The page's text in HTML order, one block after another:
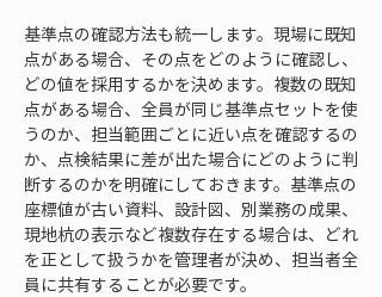
基準点の確認方法も統一します。現場に既知
点がある場合、その点をどのように確認し、
どの値を採用するかを決めます。複数の既知
点がある場合、全員が同じ基準点セットを使
うのか、担当範囲ごとに近い点を確認するの
か、点検結果に差が出た場合にどのように判
断するのかを明確にしておきます。基準点の
座標値が古い資料、設計図、別業務の成果、
現地杭の表示など複数存在する場合は、どれ
を正として扱うかを管理者が決め、担当者全
員に共有することが必要です。